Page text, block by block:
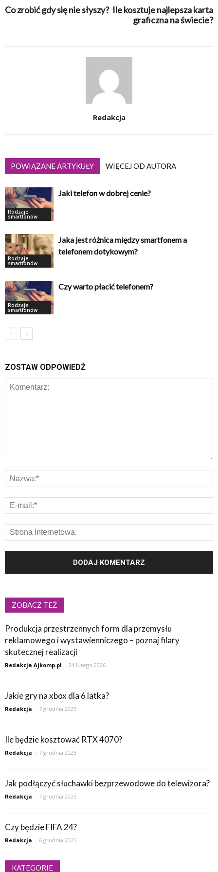
Co zrobić gdy się nie słyszy? Ile kosztuje najlepsza karta
graficzna na świecie?
Redakcja
POWIĄZANE ARTYKUŁY WIĘCEJ OD AUTORA
Rodzaje
smartfonów
Jaki telefon w dobrej cenie?
Rodzaje
smartfonów
Jaka jest różnica między smartfonem a
telefonem dotykowym?
Rodzaje
smartfonów
Czy warto płacić telefonem?
ZOSTAW ODPOWIEDŹ
ZOBACZ TEŻ
Produkcja przestrzennych form dla przemysłu
reklamowego i wystawienniczego – poznaj filary
skutecznej realizacji
Redakcja Ajkomp.pl - 24 lutego 2026
Jakie gry na xbox dla 6 latka?
Redakcja - 7 grudnia 2025
Ile będzie kosztować RTX 4070?
Redakcja - 7 grudnia 2025
Jak podłączyć słuchawki bezprzewodowe do telewizora?
Redakcja - 7 grudnia 2025
Czy będzie FIFA 24?
Redakcja - 6 grudnia 2025
KATEGORIE